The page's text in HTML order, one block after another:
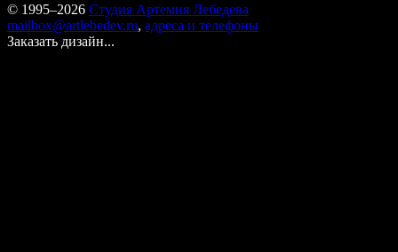
© 1995–2026 Студия Артемия Лебедева
mailbox@artlebedev.ru, адреса и телефоны
Заказать дизайн...